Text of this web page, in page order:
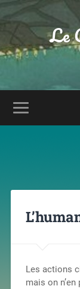
Le
Les actions
mais on n’en